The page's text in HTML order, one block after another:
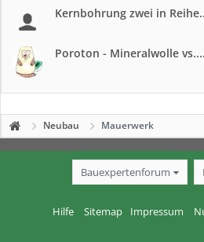
Kernbohrung zwei in
Poroton - Mineralwolle vs....
Neubau Mauerwerk
Bauexpertenforum
Hilfe Sitemap Impressum